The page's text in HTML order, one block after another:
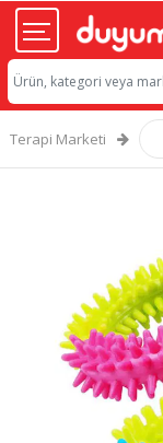
Terapi Marketi